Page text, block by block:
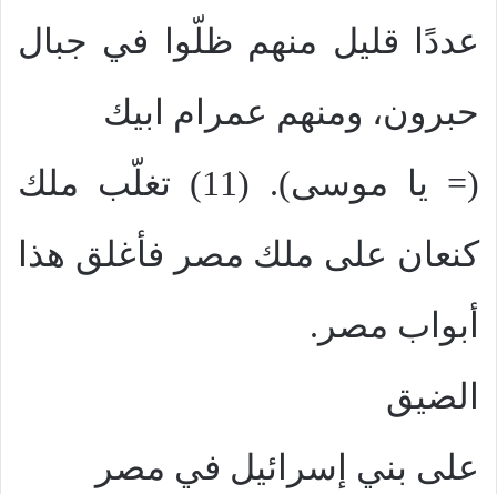
عددًا قليل منهم ظلّوا في جبال
حبرون، ومنهم عمرام ابيك
(= يا موسى). (11) تغلّب ملك
كنعان على ملك مصر فأغلق هذا
أبواب مصر.
الضيق
على بني إسرائيل في مصر